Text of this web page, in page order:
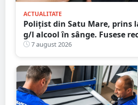
ACTUALITATE
Polițist din Satu Mare, prins
g/l alcool în sânge. Fusese
că circula pe contrasens
7 august 2026